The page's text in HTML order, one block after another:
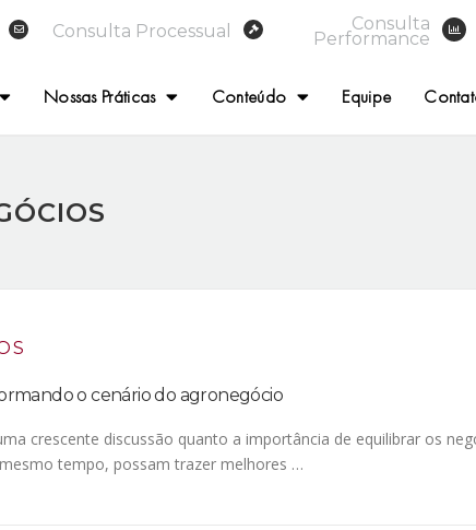
Consulta Processual Consulta
Performance
Nossas Práticas Conteúdo Equipe
o cenário do agronegócio
crescente discussão quanto a importância de equilibrar os
tempo, possam trazer melhores …